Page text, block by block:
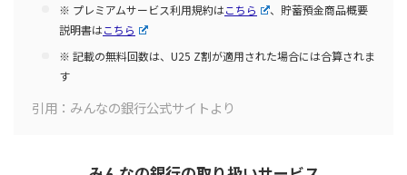
※ プレミアムサービス利用規約はこちら
、貯蓄預金商品概要
説明書はこちら
※ 記載の無料回数は、U25 Z割が適用された場合には合算されま
す
引用：みんなの銀行公式サイトより